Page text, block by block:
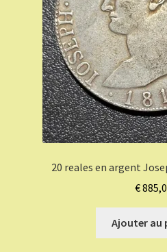
20 reales en argent
€
Ajouter au